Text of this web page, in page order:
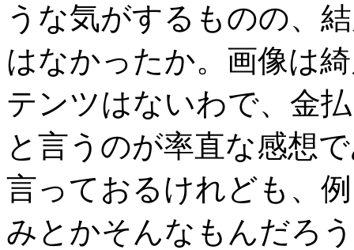
うな気がするものの、
はなかったか。画像は
テンツはないわで、金
と言うのが率直な感想
言っておるけれども、
みとかそんなもんだろ